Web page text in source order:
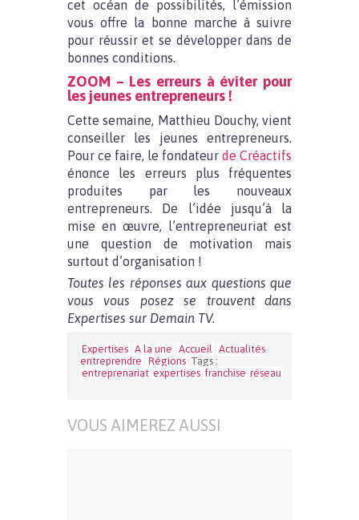
cet océan de possibilités, l’émission
vous offre la bonne marche à suivre
pour réussir et se développer dans de
bonnes conditions.
ZOOM – Les erreurs à éviter pour
les jeunes entrepreneurs !
Cette semaine, Matthieu Douchy, vient
conseiller les jeunes entrepreneurs.
Pour ce faire, le fondateur de Créactifs
énonce les erreurs plus fréquentes
produites par les nouveaux
entrepreneurs. De l’idée jusqu’à la
mise en œuvre, l’entrepreneuriat est
une question de motivation mais
surtout d’organisation !
Toutes les réponses aux questions que
vous vous posez se trouvent dans
Expertises sur Demain TV.
Expertises A la une Accueil Actualités
entreprendre Régions Tags :
entreprenariat expertises franchise réseau
VOUS AIMEREZ AUSSI